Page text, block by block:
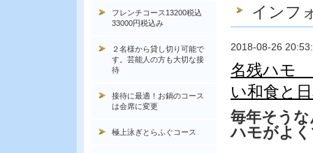
インフ
2018-08-26
名残ハモ
い和食と
毎年そう
ハモがよ
フレンチコース13200税込
33000円税込み
２名様から貸し切り可能で
す。芸能人の方も大切な接
待
接待に最適！お鍋のコース
は会席に変更
極上泳ぎとらふぐコース